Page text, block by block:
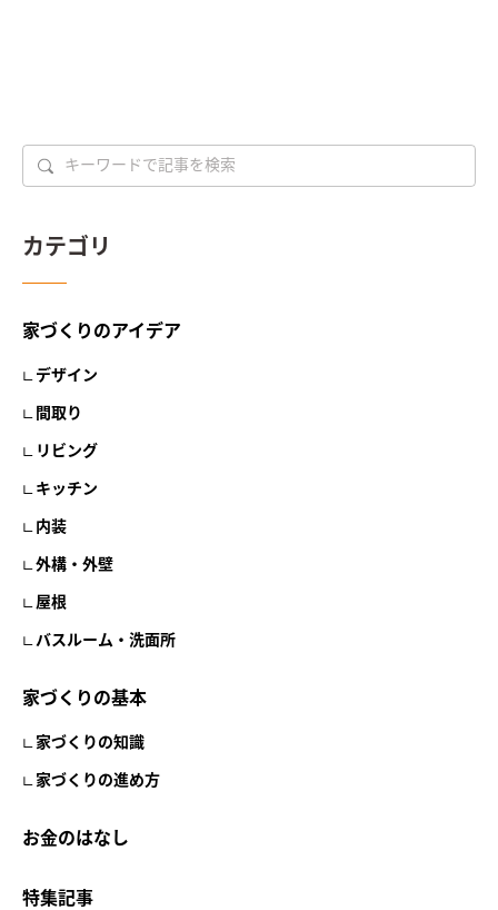
カテゴリ
家づくりのアイデア
デザイン
間取り
リビング
キッチン
内装
外構・外壁
屋根
バスルーム・洗面所
家づくりの基本
家づくりの知識
家づくりの進め方
お金のはなし
特集記事